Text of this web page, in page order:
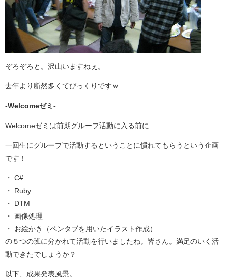
ぞろぞろと。沢山いますねぇ。
去年より断然多くてびっくりですｗ
-Welcomeゼミ-
Welcomeゼミは前期グループ活動に入る前に
一回生にグループで活動するということに慣れてもらうという企画
です！
・ C#
・ Ruby
・ DTM
・ 画像処理
・ お絵かき（ペンタブを用いたイラスト作成）
の５つの班に分かれて活動を行いましたね。皆さん。満足のいく活
動できたでしょうか？
以下、成果発表風景。